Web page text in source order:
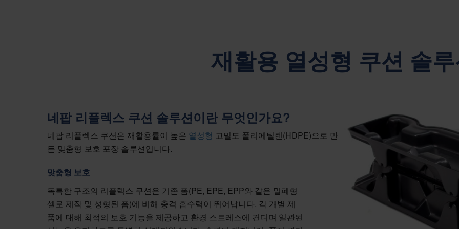
재활용 열성형 쿠션 솔
네팝 리플렉스 쿠션 솔루션이란 무엇인가요?
네팝 리플렉스 쿠션은 재활용률이 높은 열성형 고밀도 폴리에틸렌(HDPE)으로 만
든 맞춤형 보호 포장 솔루션입니다.
맞춤형 보호
독특한 구조의 리플렉스 쿠션은 기존 폼(PE, EPE, EPP와 같은 밀폐형
셀로 제작 및 성형된 폼)에 비해 충격 흡수력이 뛰어납니다. 각 개별 제
품에 대해 최적의 보호 기능을 제공하고 환경 스트레스에 견디며 일관된